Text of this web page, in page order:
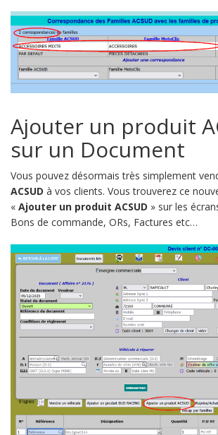
Ajouter un produit
sur un Document
Vous pouvez désormais très simplement
ACSUD à vos clients. Vous trouverez ce
« Ajouter un produit ACSUD » sur les
Bons de commande, ORs, Factures etc…